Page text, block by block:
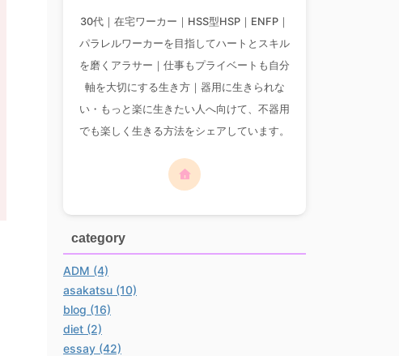
30代｜在宅ワーカー｜HSS型HSP｜ENFP｜
パラレルワーカーを目指してハートとスキル
を磨くアラサー｜仕事もプライベートも自分
軸を大切にする生き方｜器用に生きられな
い・もっと楽に生きたい人へ向けて、不器用
でも楽しく生きる方法をシェアしています。
category
ADM (4)
asakatsu (10)
blog (16)
diet (2)
essay (42)